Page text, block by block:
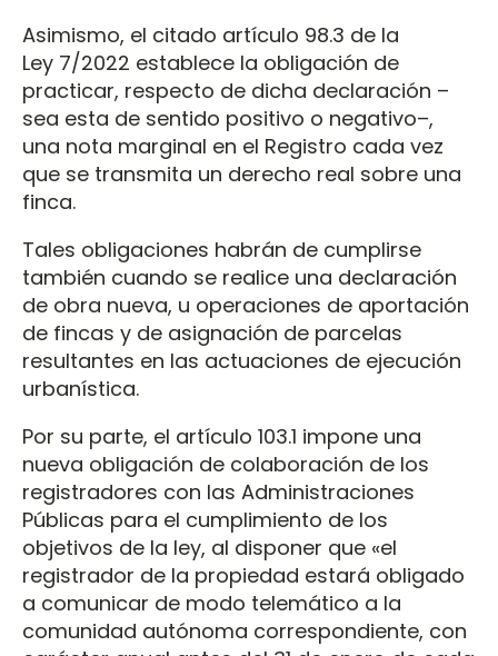
Asimismo, el citado artículo 98.3 de la
Ley 7/2022 establece la obligación de
practicar, respecto de dicha declaración –
sea esta de sentido positivo o negativo–,
una nota marginal en el Registro cada vez
que se transmita un derecho real sobre una
finca.
Tales obligaciones habrán de cumplirse
también cuando se realice una declaración
de obra nueva, u operaciones de aportación
de fincas y de asignación de parcelas
resultantes en las actuaciones de ejecución
urbanística.
Por su parte, el artículo 103.1 impone una
nueva obligación de colaboración de los
registradores con las Administraciones
Públicas para el cumplimiento de los
objetivos de la ley, al disponer que «el
registrador de la propiedad estará obligado
a comunicar de modo telemático a la
comunidad autónoma correspondiente, con